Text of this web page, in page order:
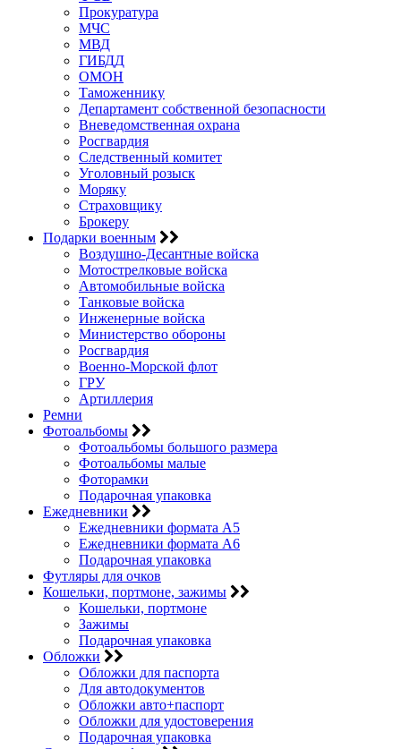
Прокуратура
МЧС
МВД
ГИБДД
ОМОН
Таможеннику
Департамент собственной безопасности
Вневедомственная охрана
Росгвардия
Следственный комитет
Уголовный розыск
Моряку
Страховщику
Брокеру
Подарки военным
Воздушно-Десантные войска
Мотострелковые войска
Автомобильные войска
Танковые войска
Инженерные войска
Министерство обороны
Росгвардия
Военно-Морской флот
ГРУ
Артиллерия
Ремни
Фотоальбомы
Фотоальбомы большого размера
Фотоальбомы малые
Фоторамки
Подарочная упаковка
Ежедневники
Ежедневники формата А5
Ежедневники формата А6
Подарочная упаковка
Футляры для очков
Кошельки, портмоне, зажимы
Кошельки, портмоне
Зажимы
Подарочная упаковка
Обложки
Обложки для паспорта
Для автодокументов
Обложки авто+паспорт
Обложки для удостоверения
Подарочная упаковка